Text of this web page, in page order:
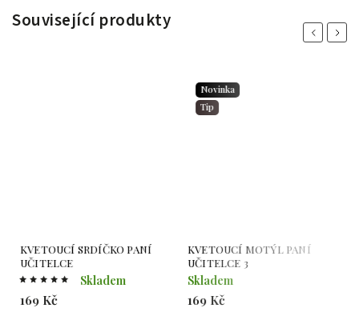
Související produkty
Previous
KVETOUCÍ SRDÍČKO PANÍ
UČITELCE
Skladem
169 Kč
Novinka
Tip
KVETOUCÍ MOTÝL PANÍ
UČITELCE 3
Skladem
169 Kč
Next